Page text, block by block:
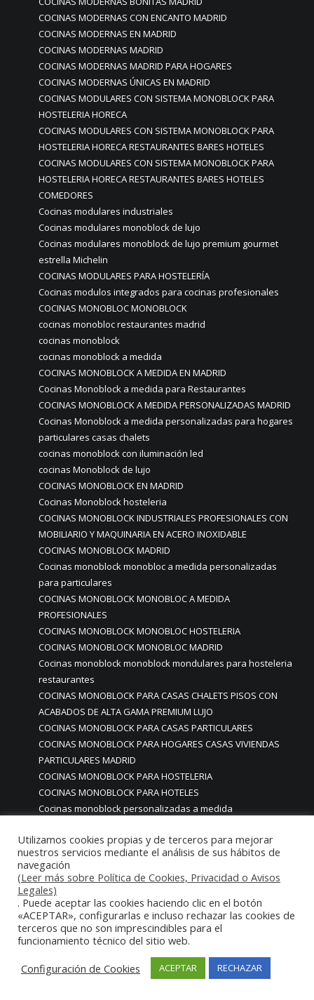
COCINAS MODERNAS CON ENCANTO MADRID
COCINAS MODERNAS EN MADRID
COCINAS MODERNAS MADRID
COCINAS MODERNAS MADRID PARA HOGARES
COCINAS MODERNAS ÚNICAS EN MADRID
COCINAS MODULARES CON SISTEMA MONOBLOCK PARA
HOSTELERIA HORECA
COCINAS MODULARES CON SISTEMA MONOBLOCK PARA
HOSTELERIA HORECA RESTAURANTES BARES HOTELES
COCINAS MODULARES CON SISTEMA MONOBLOCK PARA
HOSTELERIA HORECA RESTAURANTES BARES HOTELES
COMEDORES
Cocinas modulares industriales
Cocinas modulares monoblock de lujo
Cocinas modulares monoblock de lujo premium gourmet
estrella Michelin
COCINAS MODULARES PARA HOSTELERÍA
Cocinas modulos integrados para cocinas profesionales
COCINAS MONOBLOC MONOBLOCK
cocinas monobloc restaurantes madrid
cocinas monoblock
cocinas monoblock a medida
COCINAS MONOBLOCK A MEDIDA EN MADRID
Cocinas Monoblock a medida para Restaurantes
COCINAS MONOBLOCK A MEDIDA PERSONALIZADAS MADRID
Cocinas Monoblock a medida personalizadas para hogares
particulares casas chalets
cocinas monoblock con iluminación led
cocinas Monoblock de lujo
COCINAS MONOBLOCK EN MADRID
Cocinas Monoblock hosteleria
COCINAS MONOBLOCK INDUSTRIALES PROFESIONALES CON
MOBILIARIO Y MAQUINARIA EN ACERO INOXIDABLE
COCINAS MONOBLOCK MADRID
Cocinas monoblock monobloc a medida personalizadas
para particulares
COCINAS MONOBLOCK MONOBLOC A MEDIDA
PROFESIONALES
COCINAS MONOBLOCK MONOBLOC HOSTELERIA
COCINAS MONOBLOCK MONOBLOC MADRID
Cocinas monoblock monoblock mondulares para hosteleria
restaurantes
COCINAS MONOBLOCK PARA CASAS CHALETS PISOS CON
ACABADOS DE ALTA GAMA PREMIUM LUJO
COCINAS MONOBLOCK PARA CASAS PARTICULARES
COCINAS MONOBLOCK PARA HOGARES CASAS VIVIENDAS
PARTICULARES MADRID
COCINAS MONOBLOCK PARA HOSTELERIA
COCINAS MONOBLOCK PARA HOTELES
Cocinas monoblock personalizadas a medida
PERSONALIZADAS MADRID
COCINAS MONOBLOCK Y BARRAS A MEDIDA RESTAURANTES
MADRIDD
Cocinas para chef amateur
COCINAS PARA COMEDORES EMPRESAS
cocinas para comedores escolares
COCINAS PARA FOODTRUCKS FOOD TRUCK
PARTICULARES
Utilizamos cookies propias y de terceros para mejorar
nuestros servicios mediante el análisis de sus hábitos de
navegación
(Leer más sobre Política de Cookies, Privacidad o Avisos
Legales)
. Puede aceptar las cookies haciendo clic en el botón
«ACEPTAR», configurarlas e incluso rechazar las cookies de
terceros que no son imprescindibles para el
funcionamiento técnico del sitio web.
Configuración de Cookies
ACEPTAR RECHAZAR